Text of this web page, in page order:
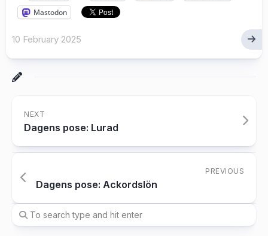
Mastodon
10 February 2025
NEXT
Dagens pose: Lurad
PREVIOUS
Dagens pose: Ackordslön